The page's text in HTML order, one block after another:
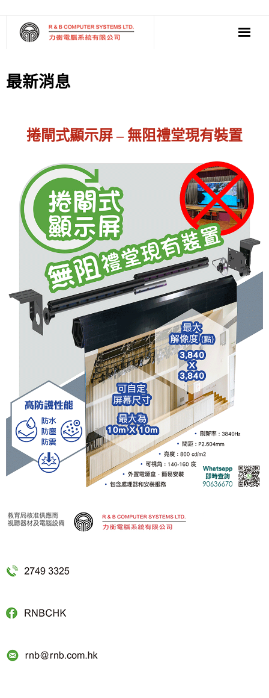
‧ 多媒體影音
最新消息
捲閘式顯示屏 – 無阻禮堂現有裝置